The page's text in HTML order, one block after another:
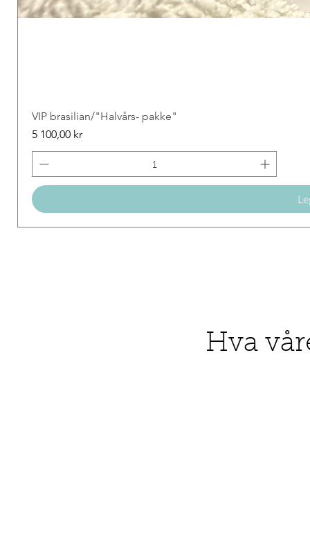
VIP brasilian/"Halvårs- pakke"
Price
5 100,00 kr
Hva